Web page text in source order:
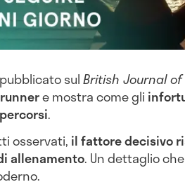
pubblicato sulBritish Journal
e mostra come gli
.
osservati, il fattore decisivo
allenamento. Un dettaglio